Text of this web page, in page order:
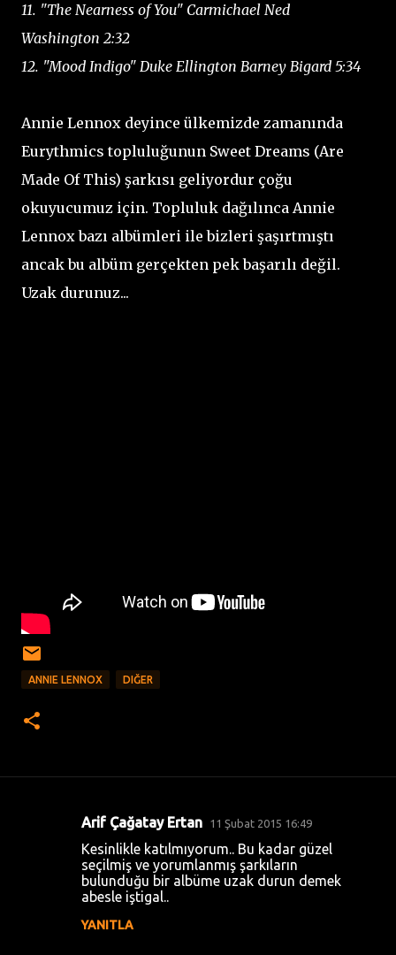
11. "The Nearness of You" Carmichael Ned
Washington 2:32
12. "Mood Indigo" Duke Ellington Barney Bigard 5:34
Annie Lennox deyince ülkemizde zamanında
Eurythmics topluluğunun Sweet Dreams (Are
Made Of This) şarkısı geliyordur çoğu
okuyucumuz için. Topluluk dağılınca Annie
Lennox bazı albümleri ile bizleri şaşırtmıştı
ancak bu albüm gerçekten pek başarılı değil.
Uzak durunuz...
ANNIE LENNOX DIĞER
Arif Çağatay Ertan 11 Şubat 2015 16:49
Kesinlikle katılmıyorum.. Bu kadar güzel
seçilmiş ve yorumlanmış şarkıların
bulunduğu bir albüme uzak durun demek
abesle iştigal..
YANITLA